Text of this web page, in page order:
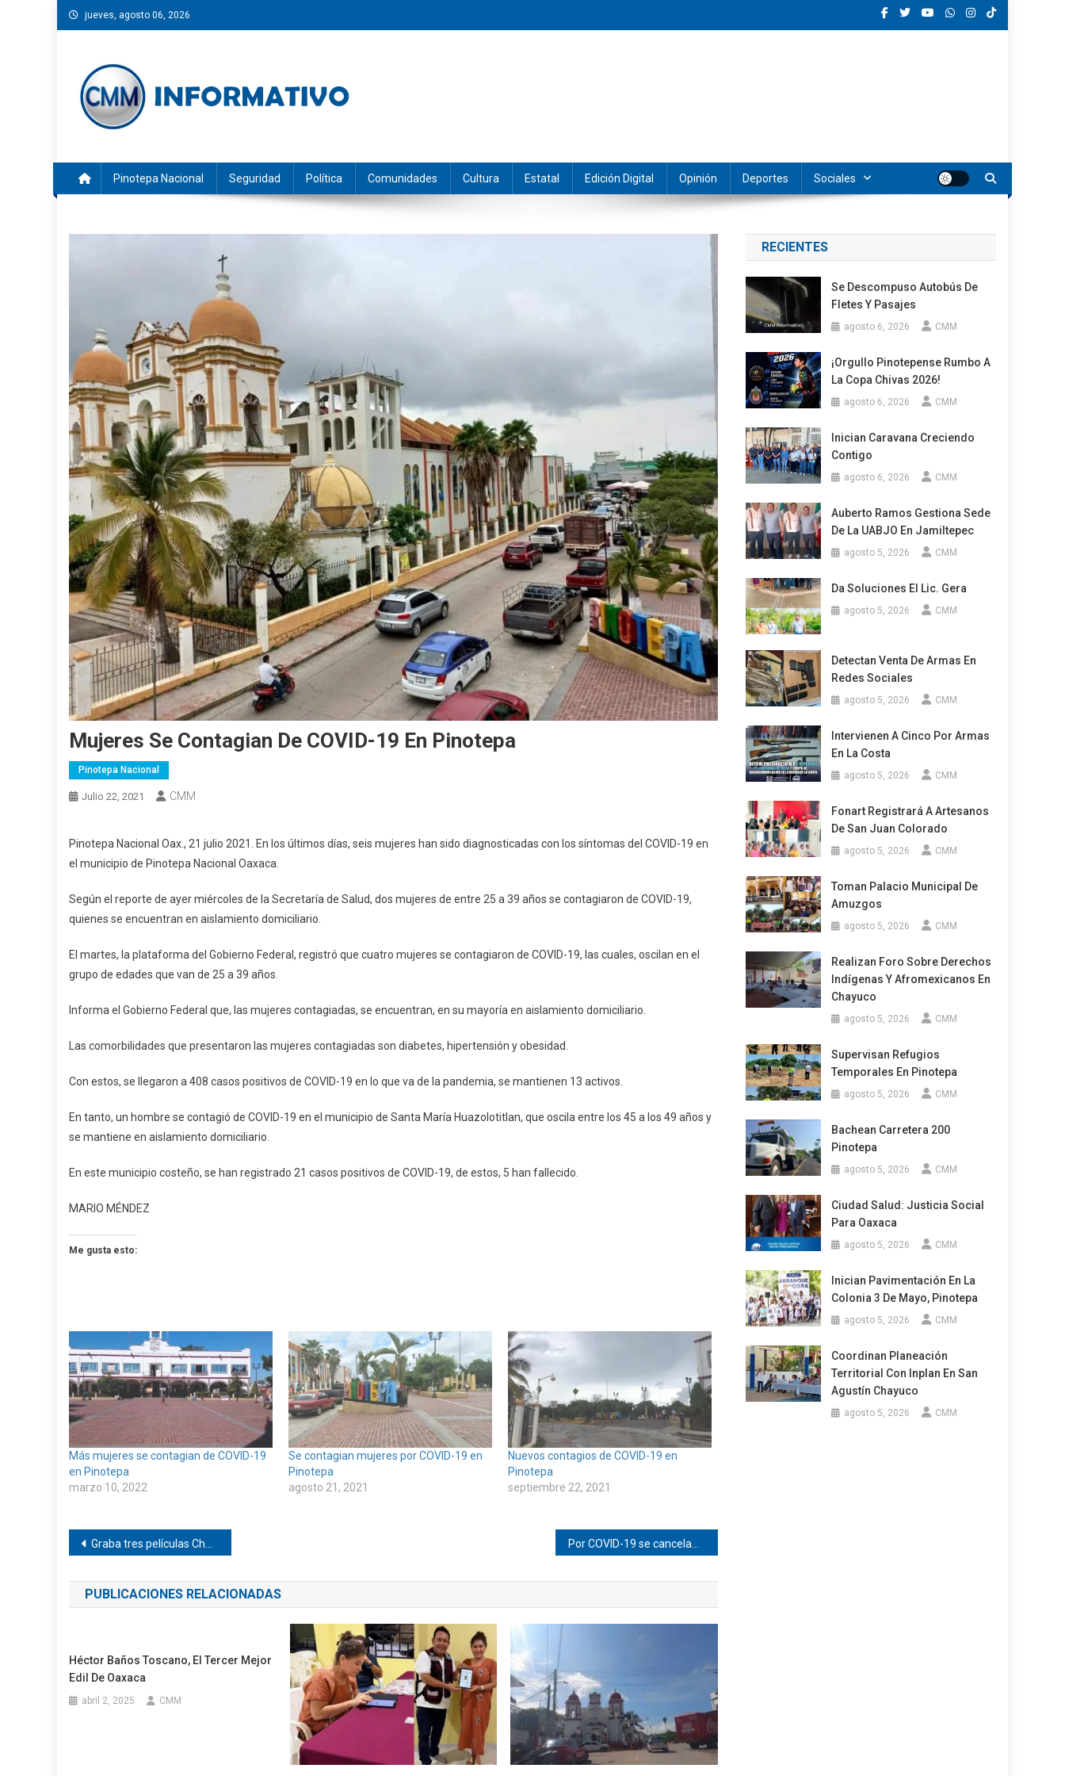
Saltar
al
jueves, agosto 06, 2026
Pinotepa Nacional Seguridad Política Comunidades Cultura Estatal Edición Digital Opinión Deportes Sociales
Mujeres Se Contagian De COVID-19 En Pinotepa
Pinotepa Nacional
Julio 22, 2021 CMM
Pinotepa Nacional Oax., 21 julio 2021. En los últimos días, seis mujeres han sido diagnosticadas con los síntomas del COVID-19 en
el municipio de Pinotepa Nacional Oaxaca.
Según el reporte de ayer miércoles de la Secretaría de Salud, dos mujeres de entre 25 a 39 años se contagiaron de COVID-19,
quienes se encuentran en aislamiento domiciliario.
El martes, la plataforma del Gobierno Federal, registró que cuatro mujeres se contagiaron de COVID-19, las cuales, oscilan en el
grupo de edades que van de 25 a 39 años.
Informa el Gobierno Federal que, las mujeres contagiadas, se encuentran, en su mayoría en aislamiento domiciliario.
Las comorbilidades que presentaron las mujeres contagiadas son diabetes, hipertensión y obesidad.
Con estos, se llegaron a 408 casos positivos de COVID-19 en lo que va de la pandemia, se mantienen 13 activos.
En tanto, un hombre se contagió de COVID-19 en el municipio de Santa María Huazolotitlan, que oscila entre los 45 a los 49 años y
se mantiene en aislamiento domiciliario.
En este municipio costeño, se han registrado 21 casos positivos de COVID-19, de estos, 5 han fallecido.
MARIO MÉNDEZ
Me gusta esto:
Más mujeres se contagian de COVID-19
en Pinotepa
marzo 10, 2022
Se contagian mujeres por COVID-19 en
Pinotepa
agosto 21, 2021
Nuevos contagios de COVID-19 en
Pinotepa
septiembre 22, 2021
Navegación
de
entradas
Graba tres películas Chatino de Ixtayutla
PUBLICACIONES RELACIONADAS
Héctor Baños Toscano, El Tercer Mejor
Edil De Oaxaca
abril 2, 2025 CMM
RECIENTES
Se Descompuso Autobús De
Fletes Y Pasajes
agosto 6, 2026 CMM
¡Orgullo Pinotepense Rumbo A
La Copa Chivas 2026!
agosto 6, 2026 CMM
Inician Caravana Creciendo
Contigo
agosto 6, 2026 CMM
Auberto Ramos Gestiona Sede
De La UABJO En Jamiltepec
agosto 5, 2026 CMM
Da Soluciones El Lic. Gera
agosto 5, 2026 CMM
Detectan Venta De Armas En
Redes Sociales
agosto 5, 2026 CMM
Intervienen A Cinco Por Armas
En La Costa
agosto 5, 2026 CMM
Fonart Registrará A Artesanos
De San Juan Colorado
agosto 5, 2026 CMM
Toman Palacio Municipal De
Amuzgos
agosto 5, 2026 CMM
Realizan Foro Sobre Derechos
Indígenas Y Afromexicanos En
Chayuco
agosto 5, 2026 CMM
Supervisan Refugios
Temporales En Pinotepa
agosto 5, 2026 CMM
Bachean Carretera 200
Pinotepa
agosto 5, 2026 CMM
Ciudad Salud: Justicia Social
Para Oaxaca
agosto 5, 2026 CMM
Inician Pavimentación En La
Colonia 3 De Mayo, Pinotepa
agosto 5, 2026 CMM
Coordinan Planeación
Territorial Con Inplan En San
Agustín Chayuco
agosto 5, 2026 CMM